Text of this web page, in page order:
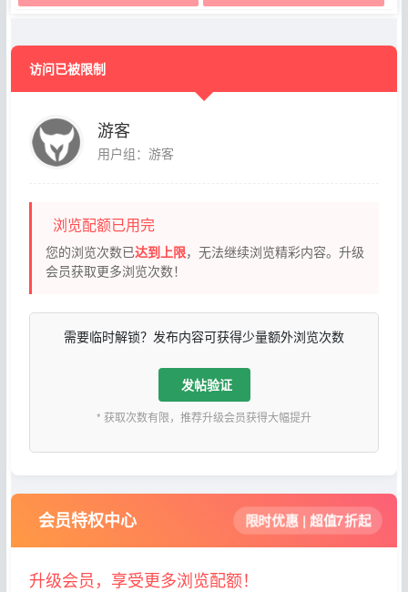
访问已被限制
游客
用户组：游客
浏览配额已用完
您的浏览次数已达到上限，无法继续浏览精彩内容。升级
会员获取更多浏览次数！
需要临时解锁？发布内容可获得少量额外浏览次数
发帖验证
* 获取次数有限，推荐升级会员获得大幅提升
会员特权中心 限时优惠 | 超值7折起
升级会员，享受更多浏览配额！